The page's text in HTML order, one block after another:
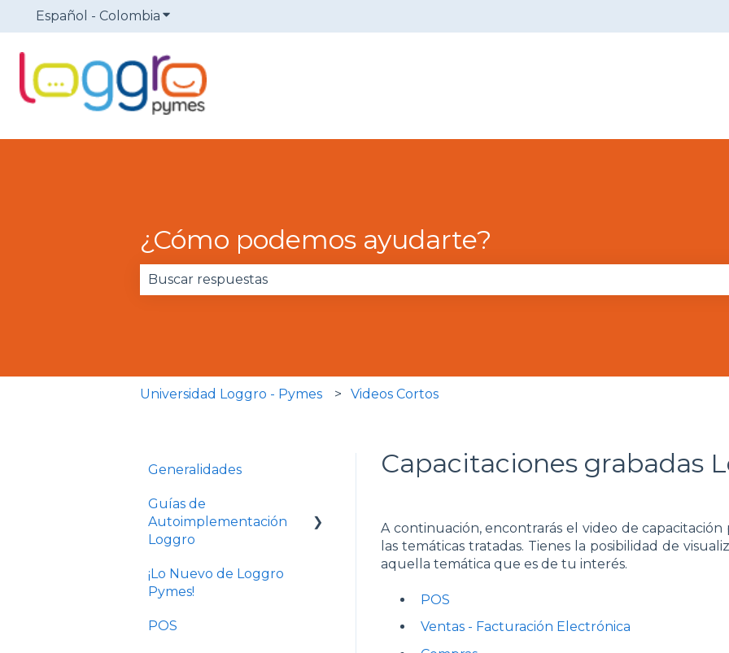
Español - Colombia Traducciones de Mostrar submenú de
¿Cómo podemos ayudarte?
Universidad Loggro - Pymes Videos Cortos
Capacitaciones grabadas
A continuación, encontrarás el video de
las temáticas tratadas. Tienes la posibilidad de
aquella temática que es de tu interés.
POS
Ventas - Facturación Electrónica
Generalidades
Guías de
Autoimplementación
Loggro
Plan Facturación
Electrónica
Plan Básico y Estándar
¡Lo Nuevo de Loggro
Pymes!
POS